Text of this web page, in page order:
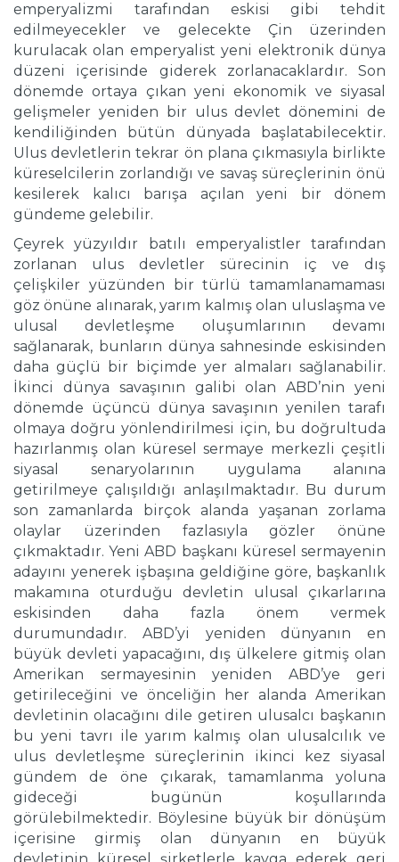
emperyalizmi tarafından eskisi gibi tehdit
edilmeyecekler ve gelecekte Çin üzerinden
kurulacak olan emperyalist yeni elektronik dünya
düzeni içerisinde giderek zorlanacaklardır. Son
dönemde ortaya çıkan yeni ekonomik ve siyasal
gelişmeler yeniden bir ulus devlet dönemini de
kendiliğinden bütün dünyada başlatabilecektir.
Ulus devletlerin tekrar ön plana çıkmasıyla birlikte
küreselcilerin zorlandığı ve savaş süreçlerinin önü
kesilerek kalıcı barışa açılan yeni bir dönem
gündeme gelebilir.
Çeyrek yüzyıldır batılı emperyalistler tarafından
zorlanan ulus devletler sürecinin iç ve dış
çelişkiler yüzünden bir türlü tamamlanamaması
göz önüne alınarak, yarım kalmış olan uluslaşma ve
ulusal devletleşme oluşumlarının devamı
sağlanarak, bunların dünya sahnesinde eskisinden
daha güçlü bir biçimde yer almaları sağlanabilir.
İkinci dünya savaşının galibi olan ABD’nin yeni
dönemde üçüncü dünya savaşının yenilen tarafı
olmaya doğru yönlendirilmesi için, bu doğrultuda
hazırlanmış olan küresel sermaye merkezli çeşitli
siyasal senaryolarının uygulama alanına
getirilmeye çalışıldığı anlaşılmaktadır. Bu durum
son zamanlarda birçok alanda yaşanan zorlama
olaylar üzerinden fazlasıyla gözler önüne
çıkmaktadır. Yeni ABD başkanı küresel sermayenin
adayını yenerek işbaşına geldiğine göre, başkanlık
makamına oturduğu devletin ulusal çıkarlarına
eskisinden daha fazla önem vermek
durumundadır. ABD’yi yeniden dünyanın en
büyük devleti yapacağını, dış ülkelere gitmiş olan
Amerikan sermayesinin yeniden ABD’ye geri
getirileceğini ve önceliğin her alanda Amerikan
devletinin olacağını dile getiren ulusalcı başkanın
bu yeni tavrı ile yarım kalmış olan ulusalcılık ve
ulus devletleşme süreçlerinin ikinci kez siyasal
gündem de öne çıkarak, tamamlanma yoluna
gideceği bugünün koşullarında
görülebilmektedir. Böylesine büyük bir dönüşüm
içerisine girmiş olan dünyanın en büyük